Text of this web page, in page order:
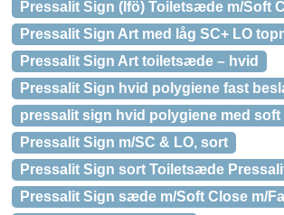
Pressalit Sign (Ifö) Toiletsæde m/Soft
Pressalit Sign Art med låg SC+ LO
Pressalit Sign Art toiletsæde – hvid
Pressalit Sign hvid polygiene fast
pressalit sign hvid polygiene med
Pressalit Sign m/SC & LO, sort
Pressalit Sign sort Toiletsæde
Pressalit Sign sæde m/Soft Close m/